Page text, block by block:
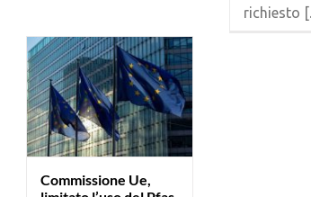
richiesto
Commissione Ue,
limitato l’uso del
Pfas acido
undecafluoroesanoico
(Pfhxa)
Commissione Ue,